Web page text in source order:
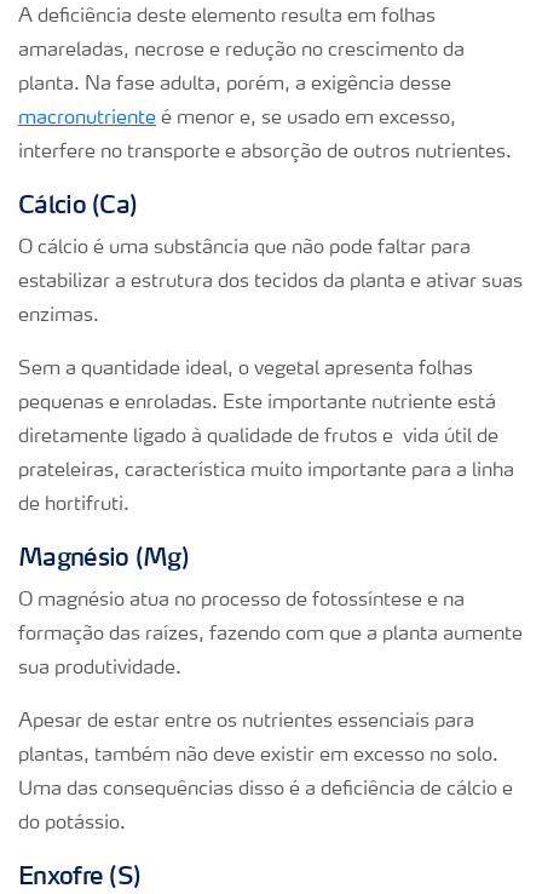
A deficiência deste elemento resulta em folhas
amareladas, necrose e redução no crescimento da
planta. Na fase adulta, porém, a exigência desse
macronutriente é menor e, se usado em excesso,
interfere no transporte e absorção de outros nutrientes.
Cálcio (Ca)
O cálcio é uma substância que não pode faltar para
estabilizar a estrutura dos tecidos da planta e ativar suas
enzimas.
Sem a quantidade ideal, o vegetal apresenta folhas
pequenas e enroladas. Este importante nutriente está
diretamente ligado à qualidade de frutos e vida útil de
prateleiras, característica muito importante para a linha
de hortifruti.
Magnésio (Mg)
O magnésio atua no processo de fotossíntese e na
formação das raízes, fazendo com que a planta aumente
sua produtividade.
Apesar de estar entre os nutrientes essenciais para
plantas, também não deve existir em excesso no solo.
Uma das consequências disso é a deficiência de cálcio e
do potássio.
Enxofre (S)